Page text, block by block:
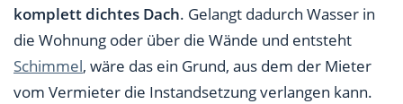
komplett dichtes Dach. Gelangt dadurch Wasser in
die Wohnung oder über die Wände und entsteht
Schimmel, wäre das ein Grund, aus dem der Mieter
vom Vermieter die Instandsetzung verlangen kann.